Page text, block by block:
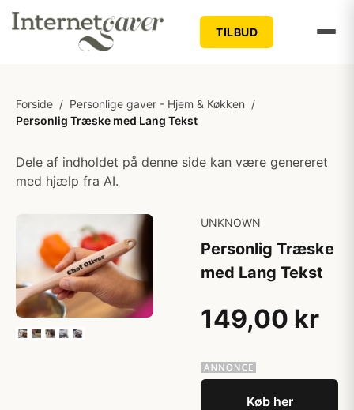
TILBUD
Forside / Personlige gaver - Hjem & Køkken /
Personlig Træske med Lang Tekst
Dele af indholdet på denne side kan være genereret
med hjælp fra AI.
UNKNOWN
Personlig Træske
med Lang Tekst
149,00 kr
Køb her